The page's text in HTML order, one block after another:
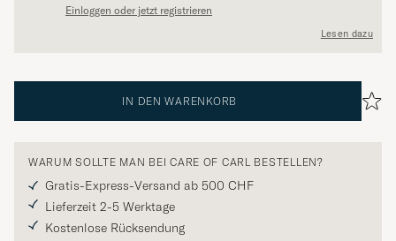
Einloggen oder jetzt registrieren
Lesen dazu
IN DEN WARENKORB
WARUM SOLLTE MAN BEI CARE OF CARL BESTELLEN?
Gratis-Express-Versand ab 500 CHF
Lieferzeit 2-5 Werktage
Kostenlose Rücksendung